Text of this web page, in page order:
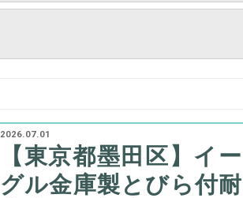
2026.07.01
【東京都墨田区】イー
グル金庫製とびら付耐